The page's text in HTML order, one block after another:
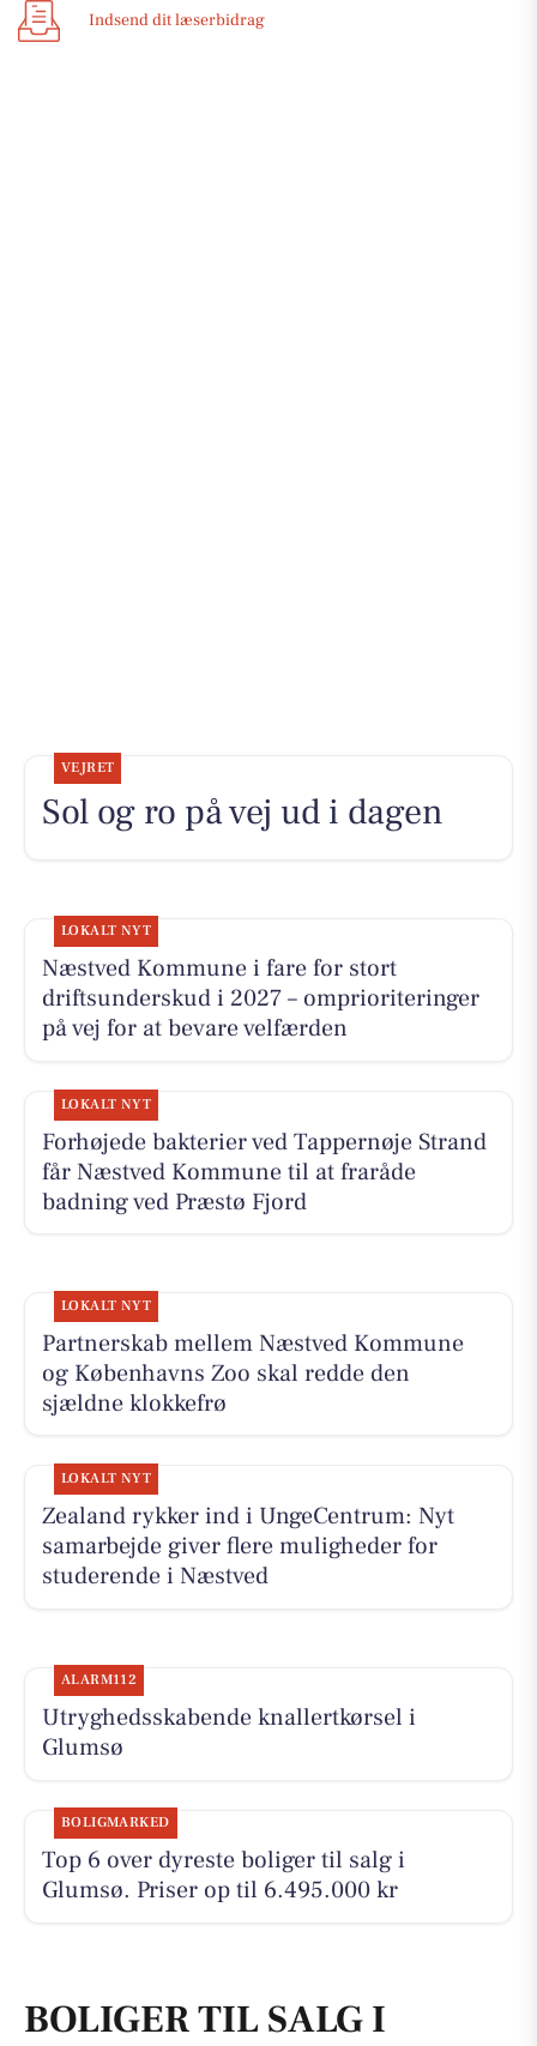
Indsend dit læserbidrag
VEJRET
Sol og ro på vej ud i dagen
LOKALT NYT
Næstved Kommune i fare for stort
driftsunderskud i 2027 – omprioriteringer
på vej for at bevare velfærden
LOKALT NYT
Forhøjede bakterier ved Tappernøje Strand
får Næstved Kommune til at fraråde
badning ved Præstø Fjord
LOKALT NYT
Partnerskab mellem Næstved Kommune
og Københavns Zoo skal redde den
sjældne klokkefrø
LOKALT NYT
Zealand rykker ind i UngeCentrum: Nyt
samarbejde giver flere muligheder for
studerende i Næstved
ALARM112
Utryghedsskabende knallertkørsel i
Glumsø
BOLIGMARKED
Top 6 over dyreste boliger til salg i
Glumsø. Priser op til 6.495.000 kr
BOLIGER TIL SALG I